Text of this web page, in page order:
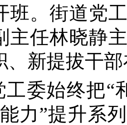
班。街道党
主任林晓静
、新提拔干
工委始终把“
力”提升系